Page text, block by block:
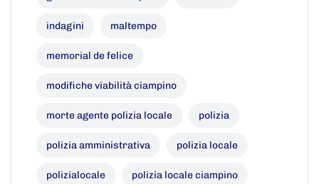
indagini maltempo
memorial de felice
modifiche viabilità ciampino
morte agente polizia locale polizia
polizia amministrativa polizia locale
polizialocale polizia locale ciampino